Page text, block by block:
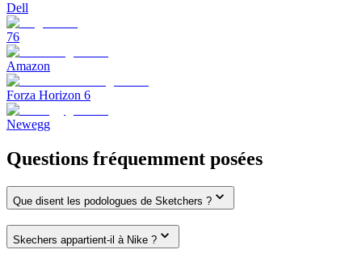
Dell
76
Amazon
Forza Horizon 6
Newegg
Questions fréquemment posées
Que disent les podologues de Sketchers ?
Skechers appartient-il à Nike ?